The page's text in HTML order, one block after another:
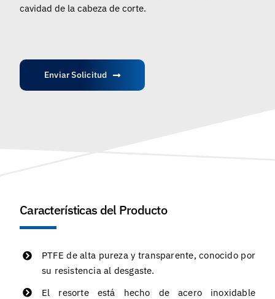
cavidad de la cabeza de corte.
Enviar Solicitud
Características del Producto
PTFE de alta pureza y transparente, conocido por
su resistencia al desgaste.
El resorte está hecho de acero inoxidable